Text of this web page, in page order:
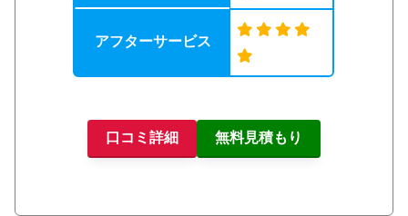
アフターサービス
口コミ詳細 無料見積もり